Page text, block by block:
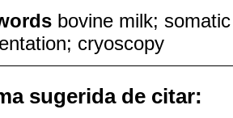
bovine milk;
cryoscopy
sugerida de citar: